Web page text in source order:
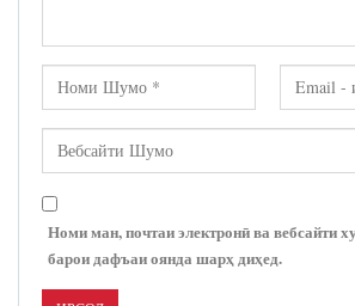
Номи ман, почтаи электронӣ ва вебсайти
барои дафъаи оянда шарҳ диҳед.